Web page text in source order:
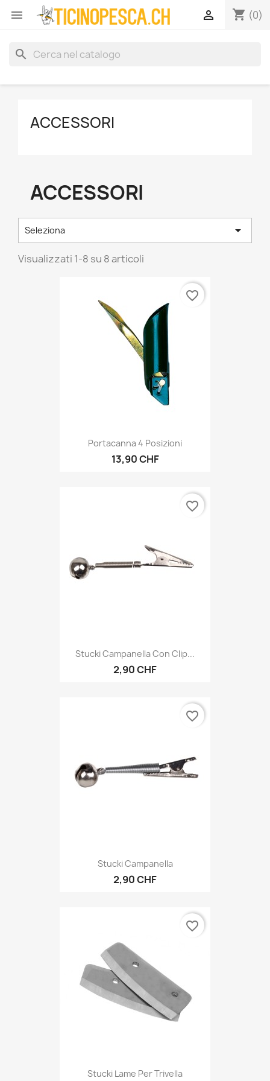
 shopping_cart (0)

search
ACCESSORI
ACCESSORI
Seleziona 
Visualizzati 1-8 su 8 articoli
Portacanna 4 Posizioni
13,90 CHF
favorite_border
Stucki Campanella Con Clip...
2,90 CHF
favorite_border
Stucki Campanella
2,90 CHF
favorite_border
Stucki Lame Per Trivella
favorite_border